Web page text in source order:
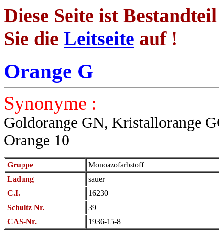
Diese Seite ist
Sie die Leitseite auf !
Orange G
Synonyme :
Goldorange GN, Kristallorange
Orange 10
Gruppe
Monoazofarbstoff
Ladung
sauer
C.I.
16230
Schultz Nr.
39
CAS-Nr.
1936-15-8